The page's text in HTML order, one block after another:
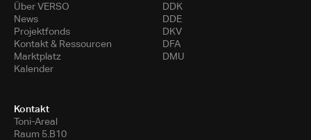
Über VERSO
News
Projektfonds
Kontakt & Ressourcen
Marktplatz
Kalender
DDK
DDE
DKV
DFA
DMU
Kontakt
Toni-Areal
Raum 5.B10